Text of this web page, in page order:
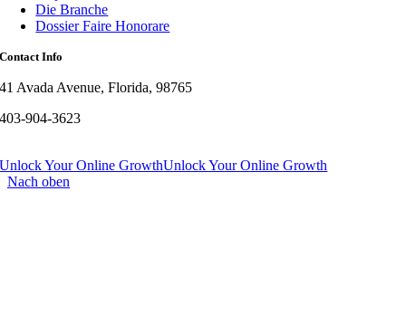
Die Branche
Dossier Faire Honorare
Contact Info
41 Avada Avenue, Florida, 98765
403-904-3623
Unlock Your Online GrowthUnlock Your Online Growth
Nach oben